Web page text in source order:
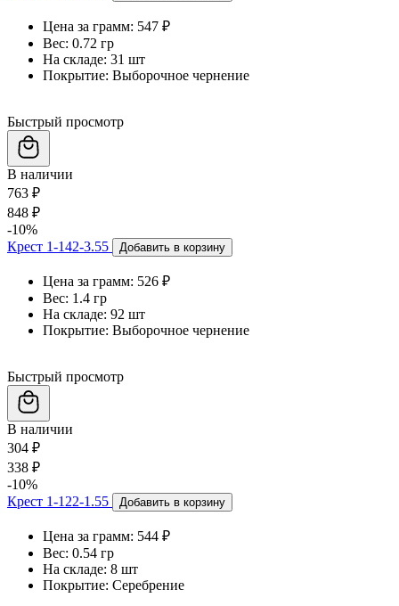
Цена за грамм: 547 ₽
Вес: 0.72 гр
На складе: 31 шт
Покрытие: Выборочное чернение
Быстрый просмотр
В наличии
763 ₽
848 ₽
-10%
Крест 1-142-3.55
Добавить в корзину
Цена за грамм: 526 ₽
Вес: 1.4 гр
На складе: 92 шт
Покрытие: Выборочное чернение
Быстрый просмотр
В наличии
304 ₽
338 ₽
-10%
Крест 1-122-1.55
Добавить в корзину
Цена за грамм: 544 ₽
Вес: 0.54 гр
На складе: 8 шт
Покрытие: Серебрение